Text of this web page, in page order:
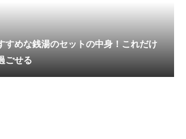
すめな銭湯のセットの中身！これだけ
ごせる